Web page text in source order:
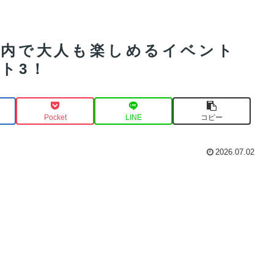
で大人も楽しめるイベント
3！
Pocket LINE コピー
2026.07.02